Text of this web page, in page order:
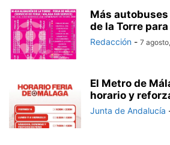
Más
de la Torre
Redacción - 7
El Metro de
horario y
Junta de Andalucía